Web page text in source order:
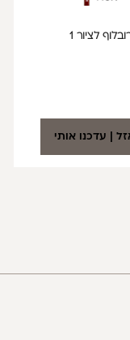
לציור 1
| עדכנו אותי